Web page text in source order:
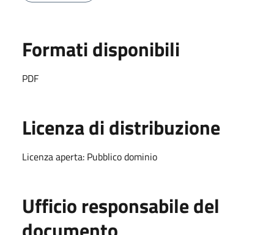
Formati disponibili
PDF
Licenza di distribuzione
Licenza aperta: Pubblico dominio
Ufficio responsabile del